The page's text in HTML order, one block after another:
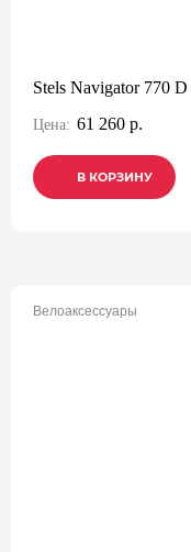
Stels Navigator 770
Цена: 61 260 р.
В КОРЗИНУ
В КОРЗИНУ
В КОРЗИНУ
Велоаксессуары